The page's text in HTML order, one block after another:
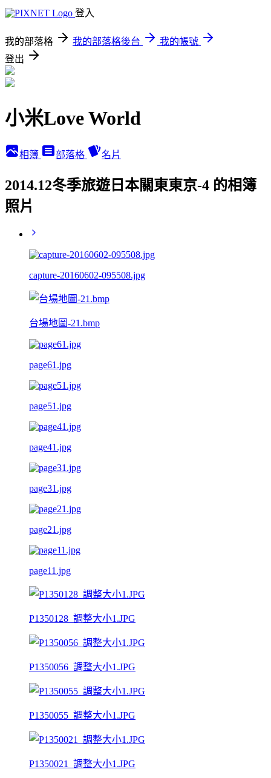
登入
我的部落格 我的部落格後台
我的帳號
登出
小米Love World
相簿 部落格 名片
2014.12冬季旅遊日本關東東京-4 的相簿
照片
capture-20160602-095508.jpg
台場地圖-21.bmp
page61.jpg
page51.jpg
page41.jpg
page31.jpg
page21.jpg
page11.jpg
P1350128_調整大小1.JPG
P1350056_調整大小1.JPG
P1350055_調整大小1.JPG
P1350021_調整大小1.JPG